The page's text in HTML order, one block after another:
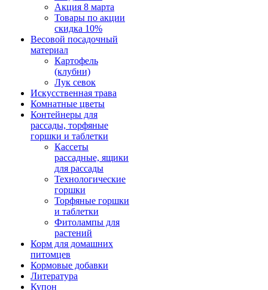
Акция 8 марта
Товары по акции
скидка 10%
Весовой посадочный
материал
Картофель
(клубни)
Лук севок
Искусственная трава
Комнатные цветы
Контейнеры для
рассады, торфяные
горшки и таблетки
Кассеты
рассадные, ящики
для рассады
Технологические
горшки
Торфяные горшки
и таблетки
Фитолампы для
растений
Корм для домашних
питомцев
Кормовые добавки
Литература
Купон